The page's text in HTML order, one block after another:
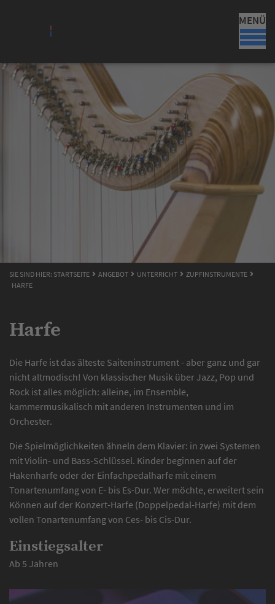
MENÜ
SIE SIND HIER: STARTSEITE ANGEBOT UNTERRICHT
ZUPFINSTRUMENTE
HARFE
Harfe
Die Harfe ist das älteste Saiteninstrument - aber ganz und gar
nicht altmodisch! Von klassischer Musik über Jazz, Pop und
Rock ist alles möglich: alleine, im Ensemble,
kammermusikalisch mit anderen Instrumenten und im
Orchester.
Die Spielmöglichkeiten ähneln dem Klavier: in zwei Systemen
mit Violin- und Bass-Schlüssel. Kinder beginnen auf der
Hakenharfe oder der Einfachpedalharfe mit einem
Tonartenumfang von E- bis Es-Dur. Wer möchte, erweitert sein
Können auf der Konzert-Harfe (Doppelpedal-Harfe) mit dem
vollen Tonartenumfang von Ces- bis Cis-Dur.
Einstiegsalter
Ab 5 Jahren